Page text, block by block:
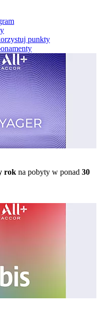
punkty
rok na pobyty w ponad 30